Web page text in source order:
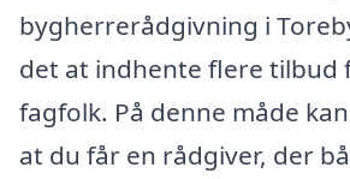
bygherrerådgivning i
det at indhente flere tilbud
fagfolk. På denne måde
at du får en rådgiver, der